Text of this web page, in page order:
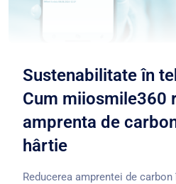
Sustenabilitate în
Cum miiosmile360
amprenta de
hârtie
Reducerea amprentei de